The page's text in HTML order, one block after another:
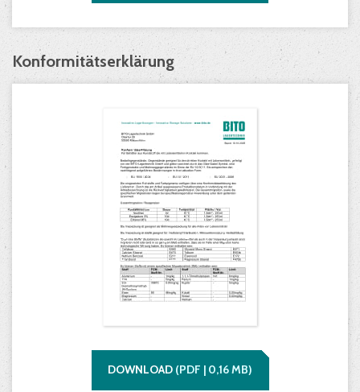
Konformitätserklärung
DOWNLOAD (PDF | 0,16MB)